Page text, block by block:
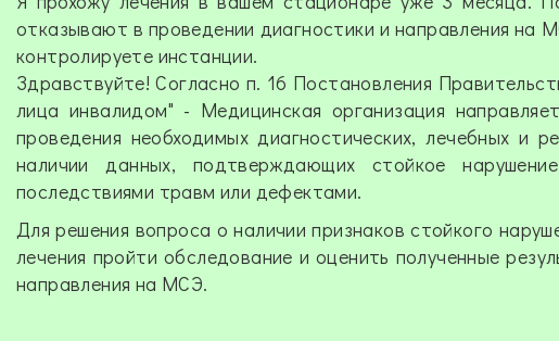
отказывают в проведении диагностики и направления
контролируете инстанции.
Здравствуйте! Согласно п. 16 Постановления
лица инвалидом" - Медицинская организация
проведения необходимых диагностических, лечебных и
наличии данных, подтверждающих стойкое
последствиями травм или дефектами.
Для решения вопроса о наличии признаков стойкого
лечения пройти обследование и оценить полученные
направления на МСЭ.